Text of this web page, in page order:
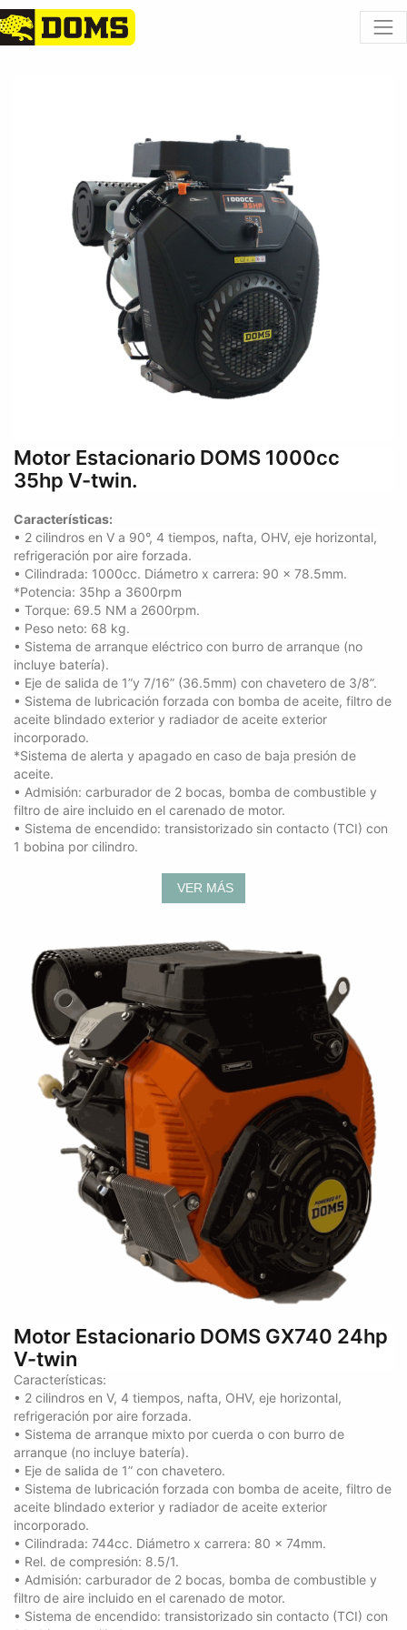
Motor Estacionario DOMS 1000cc
35hp V-twin.
Características:
• 2 cilindros en V a 90°, 4 tiempos, nafta, OHV, eje horizontal,
refrigeración por aire forzada.
• Cilindrada: 1000cc. Diámetro x carrera: 90 x 78.5mm.
*Potencia: 35hp a 3600rpm
• Torque: 69.5 NM a 2600rpm.
• Peso neto: 68 kg.
• Sistema de arranque eléctrico con burro de arranque (no
incluye batería).
• Eje de salida de 1”y 7/16” (36.5mm) con chavetero de 3/8”.
• Sistema de lubricación forzada con bomba de aceite, filtro de
aceite blindado exterior y radiador de aceite exterior
incorporado.
*Sistema de alerta y apagado en caso de baja presión de
aceite.
• Admisión: carburador de 2 bocas, bomba de combustible y
filtro de aire incluido en el carenado de motor.
• Sistema de encendido: transistorizado sin contacto (TCI) con
1 bobina por cilindro.
VER MÁS
Motor Estacionario DOMS GX740 24hp
V-twin
Características:
• 2 cilindros en V, 4 tiempos, nafta, OHV, eje horizontal,
refrigeración por aire forzada.
• Sistema de arranque mixto por cuerda o con burro de
arranque (no incluye batería).
• Eje de salida de 1” con chavetero.
• Sistema de lubricación forzada con bomba de aceite, filtro de
aceite blindado exterior y radiador de aceite exterior
incorporado.
• Cilindrada: 744cc. Diámetro x carrera: 80 x 74mm.
• Rel. de compresión: 8.5/1.
• Admisión: carburador de 2 bocas, bomba de combustible y
filtro de aire incluido en el carenado de motor.
• Sistema de encendido: transistorizado sin contacto (TCI) con